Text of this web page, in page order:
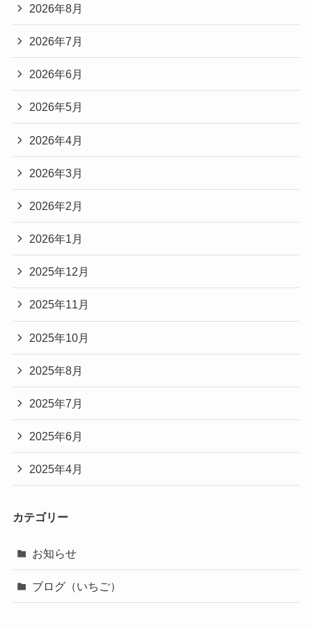
2026年8月
2026年7月
2026年6月
2026年5月
2026年4月
2026年3月
2026年2月
2026年1月
2025年12月
2025年11月
2025年10月
2025年8月
2025年7月
2025年6月
2025年4月
カテゴリー
お知らせ
ブログ（いちご）